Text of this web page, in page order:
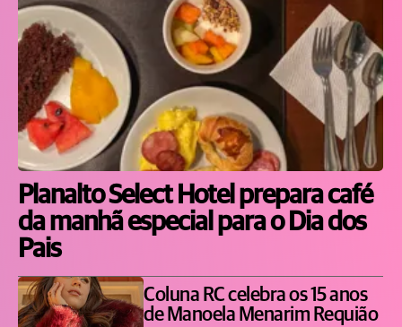
Planalto Select Hotel prepara café
da manhã especial para o Dia dos
Pais
Coluna RC celebra os 15 anos
de Manoela Menarim Requião